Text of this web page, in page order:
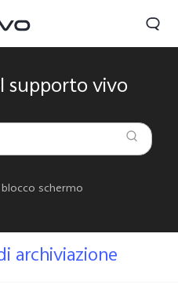
supporto vivo
schermo
archiviazione